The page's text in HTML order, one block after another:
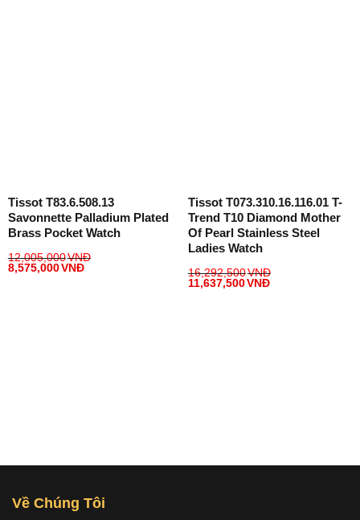
Tissot T83.6.508.13
Savonnette Palladium Plated
Brass Pocket Watch
12,005,000VNĐ
8,575,000VNĐ
Tissot T073.310.16.116.01 T-
Trend T10 Diamond Mother
Of Pearl Stainless Steel
Ladies Watch
16,292,500VNĐ
11,637,500VNĐ
Về Chúng Tôi